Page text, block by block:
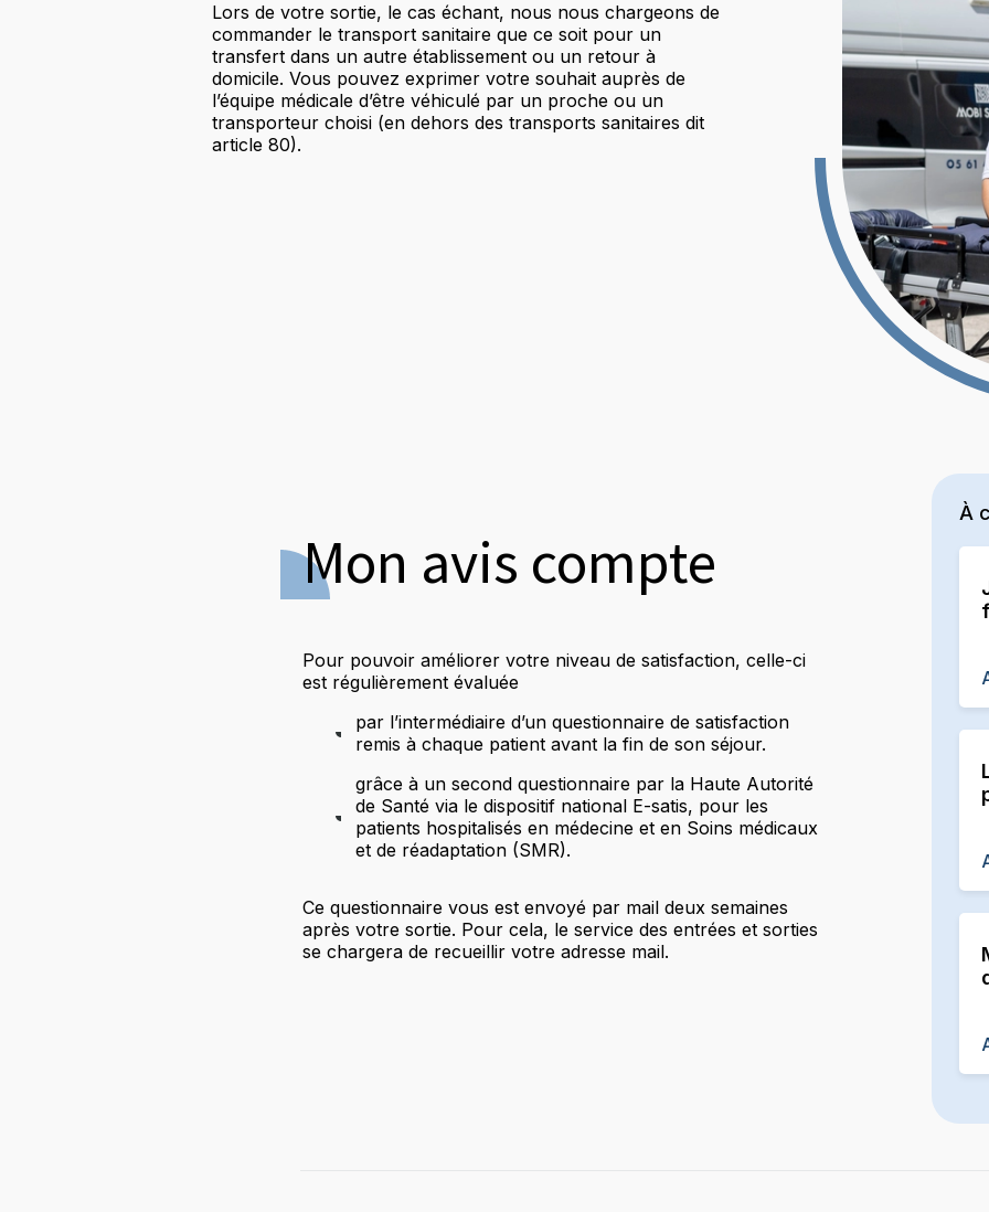
Lors de votre sortie, le cas échant, nous nous chargeons de
commander le transport sanitaire que ce soit pour un
transfert dans un autre établissement ou un retour à
domicile. Vous pouvez exprimer votre souhait auprès de
l’équipe médicale d’être véhiculé par un proche ou un
transporteur choisi (en dehors des transports sanitaires dit
article 80).
Mon avis compte
Pour pouvoir améliorer votre niveau de satisfaction, celle-ci
est régulièrement évaluée
par l’intermédiaire d’un questionnaire de satisfaction
remis à chaque patient avant la fin de son séjour.
grâce à un second questionnaire par la Haute Autorité
de Santé via le dispositif national E-satis, pour les
patients hospitalisés en médecine et en Soins médicaux
et de réadaptation (SMR).
Ce questionnaire vous est envoyé par mail deux semaines
après votre sortie. Pour cela, le service des entrées et sorties
se chargera de recueillir votre adresse mail.
À